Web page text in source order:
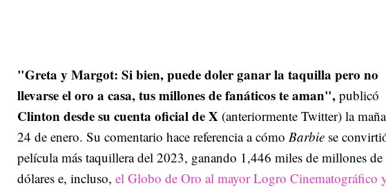
"Greta y Margot: Si bien, puede doler ganar la taquilla pero no
llevarse el oro a casa, tus millones de fanáticos te aman", publicó
Clinton desde su cuenta oficial de X (anteriormente Twitter) la
24 de enero. Su comentario hace referencia a cómo Barbie se
película más taquillera del 2023, ganando 1,446 miles de millones de
dólares e, incluso, el Globo de Oro al mayor Logro Cinematográfico